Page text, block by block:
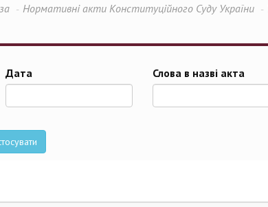
Нормативні акти Конституційного Суду України
Дата Слова в назві акта